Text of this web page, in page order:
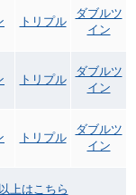
トリプル
ダブルツ
イン
トリプル
ダブルツ
イン
トリプル
ダブルツ
イン
上はこちら